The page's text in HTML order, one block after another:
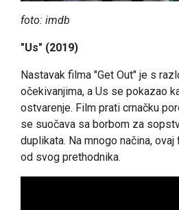
foto: imdb
"Us" (2019)
Nastavak filma "Get Out" je s
očekivanjima, a Us se pokazao
ostvarenje. Film prati crnačku
se suočava sa borbom za
duplikata. Na mnogo načina,
od svog prethodnika.